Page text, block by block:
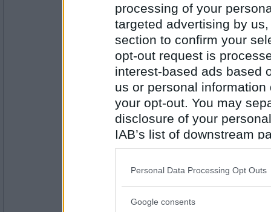
processing of your
targeted advertising by
section to confirm your
opt-out request is
interest-based ads based
us or personal
your opt-out. You may
disclosure of your
IAB’s list of downstream
also be disclosed by us
Downstream Participants
Please note that this
Personal Data Processing Opt Outs
Google consents
Antal inlägg: 959
tysken69
Antal inlägg:
1618
Citrus läsk och kallt är den också
SmålandsMira
Antal inlägg:
Pepsi Max